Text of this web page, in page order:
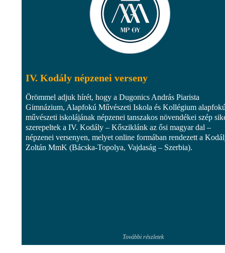
IV. Kodály népzenei verseny
Örömmel adjuk hírét, hogy a Dugonics András Piarista
Gimnázium, Alapfokú Művészeti Iskola és Kollégium
művészeti iskolájának népzenei tanszakos növendékei szép
szerepeltek a IV. Kodály – Kősziklánk az ősi magyar dal –
népzenei versenyen, melyet online formában rendezett a
Zoltán MmK (Bácska-Topolya, Vajdaság – Szerbia).
További részletek